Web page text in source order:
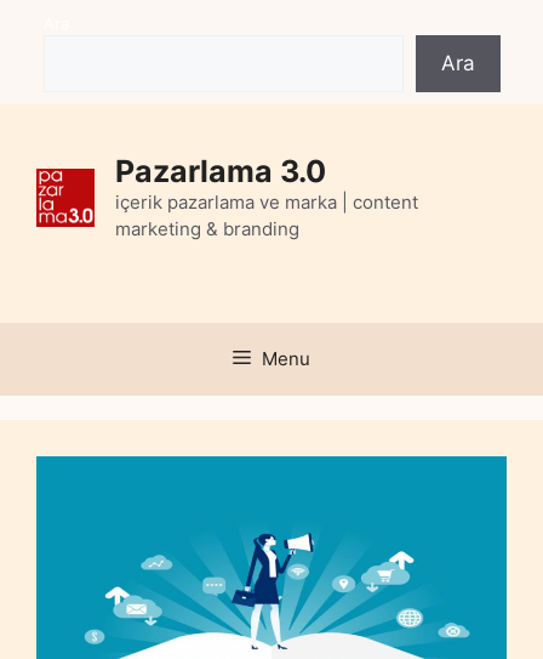
Ara
Pazarlama 3.0
içerik pazarlama ve marka | content
marketing & branding
Menu